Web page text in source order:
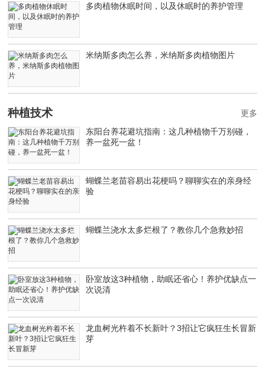
多肉植物休眠时间，以及休眠时的养护管理
米纳斯多肉怎么养，米纳斯多肉植物图片
种植技术
东阳台养花避坑指南：这几种植物千万别碰，
养一盆死一盆！
蝴蝶兰老苗容易出花梗吗？聊聊实在的亲身经
验
蝴蝶兰浇水太多烂根了？教你几个急救妙招
卧室放这3种植物，助眠还省心！养护优缺点一
次说清
龙血树光杵着不长新叶？3招让它疯狂生长冒新
芽
更多